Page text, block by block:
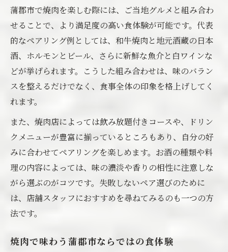
蒲郡市で焼肉を楽しむ際には、ご当地グルメと組み合わ
せることで、より満足度の高い食体験が可能です。代表
的なペアリング例としては、和牛焼肉と地元酒蔵の日本
酒、ホルモンとビール、さらに新鮮な魚介と白ワインな
どが挙げられます。こうした組み合わせは、味のバラン
スを整えるだけでなく、食事全体の印象を格上げしてく
れます。
また、焼肉店によっては飲み放題付きコースや、ドリン
クメニューが豊富に揃っているところもあり、自分の好
みに合わせてペアリングを楽しめます。お酒の種類や料
理の内容によっては、味の濃淡や香りの相性に注意しな
がら選ぶのがコツです。失敗しないペア選びのために
は、店舗スタッフにおすすめを尋ねてみるのも一つの方
法です。
焼肉で味わう蒲郡市ならではの食体験